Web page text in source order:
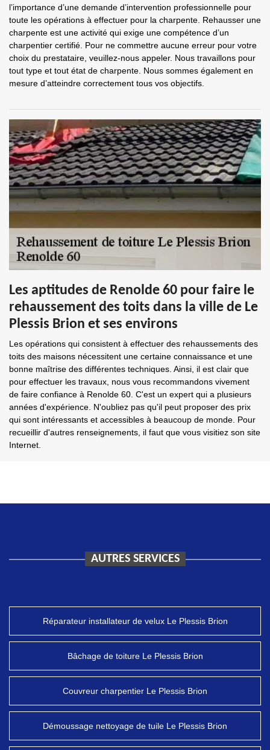
l’importance d’une demande d’intervention professionnelle pour
toute les opérations à effectuer pour la charpente. Rehausser une
charpente est une activité qui exige une compétence d’un
charpentier certifié. Pour ne commettre aucune erreur pour votre
choix du prestataire, veuillez-nous appeler. Nous travaillons pour
tout type et tout état de charpente. Nous sommes également en
mesure d’atteindre correctement tous vos objectifs.
Les aptitudes de Renolde 60 pour faire le
rehaussement des toits dans la ville de Le
Plessis Brion et ses environs
Les opérations qui consistent à effectuer des rehaussements des
toits des maisons nécessitent une certaine connaissance et une
bonne maîtrise des différentes techniques. Ainsi, il est clair que
pour effectuer les travaux, nous vous recommandons vivement
de faire confiance à Renolde 60. C'est un expert qui a plusieurs
années d'expérience. N'oubliez pas qu'il peut proposer des prix
qui sont intéressants et accessibles à beaucoup de monde. Pour
recueillir d'autres renseignements, il faut que vous visitiez son site
Internet.
AUTRES SERVICES
Réparateur installateur de velux Le Plessis Brion
Bâchage de toiture Le Plessis Brion
Couvreur charpentier Le Plessis Brion
Démoussage nettoyage de tuile Le Plessis Brion